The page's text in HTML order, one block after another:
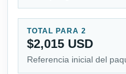
TOTAL PARA 2
$2,015 USD
Referencia inicial del